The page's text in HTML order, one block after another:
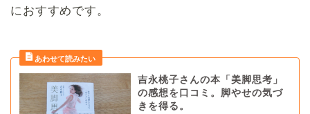
におすすめです。
吉永桃子さんの本「美脚思考」
の感想を口コミ。脚やせの気づ
きを得る。